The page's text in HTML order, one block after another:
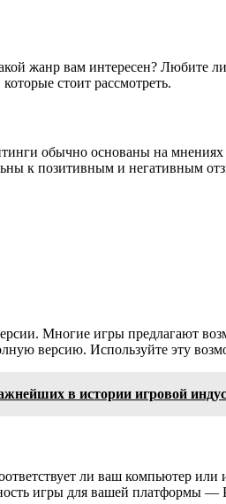
жанр вам интересен? Любите
стоит рассмотреть.
обычно основаны на
к позитивным и негативным
Многие игры предлагают
версию. Используйте эту
в истории игровой
ли ваш компьютер
игры для вашей платформы —